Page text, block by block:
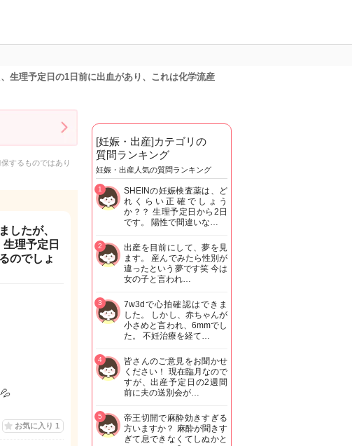
生理予定日の1日前に出血があり、これは化学流産
するものではあり
したが、
理予定日
のでしょ
お気に入り 1
[妊娠・出産]カテゴリの
質問ランキング
妊娠・出産人気の質問ランキング
SHEINの妊娠検査薬は、ど
れくらい正確でしょう
か？？ 生理予定日から2日
です。 陽性で間違いな…
1
出産を目前にして、夢を見
ます。 産んでみたら性別が
違ったという夢です笑 今は
女の子と言われ…
2
7w3dで心拍確認はできま
した。 しかし、赤ちゃんが
小さめと言われ、6mmでし
た。 不妊治療を経て…
3
皆さんのご意見をお聞かせ
ください！ 現在臨月なので
すが、出産予定日の2週間
前に夫の送別会が…
4
帝王切開で麻酔効きすぎる
方いますか？ 麻酔が聞きす
ぎて息できなくてしぬかと
5